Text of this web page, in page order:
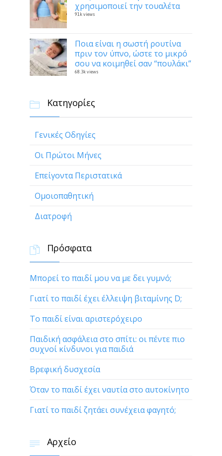
χρησιμοποιεί την τουαλέτα
91k views
Ποια είναι η σωστή ρουτίνα
πριν τον ύπνο, ώστε το μικρό
σου να κοιμηθεί σαν “πουλάκι”
68.3k views
 Κατηγορίες
Γενικές Οδηγίες
Οι Πρώτοι Μήνες
Επείγοντα Περιστατικά
Ομοιοπαθητική
Διατροφή
 Πρόσφατα
Μπορεί το παιδί μου να με δει γυμνό;
Γιατί το παιδί έχει έλλειψη βιταμίνης D;
Το παιδί είναι αριστερόχειρο
Παιδική ασφάλεια στο σπίτι: οι πέντε πιο
συχνοί κίνδυνοι για παιδιά
Βρεφική δυσχεσία
Όταν το παιδί έχει ναυτία στο αυτοκίνητο
Γιατί το παιδί ζητάει συνέχεια φαγητό;
 Αρχείο